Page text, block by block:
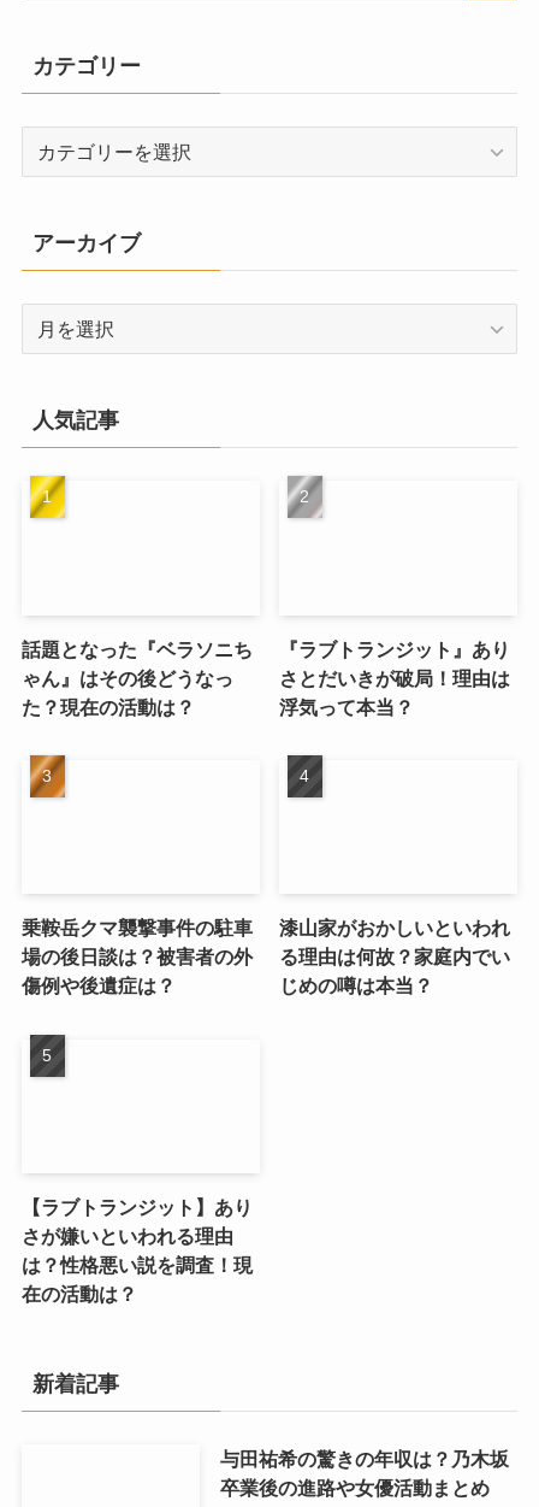
カテゴリー
リ
ー
アーカイブ
ブ
人気記事
話題となった『ベラソニち
ゃん』はその後どうなっ
た？現在の活動は？
『ラブトランジット』あり
さとだいきが破局！理由は
浮気って本当？
乗鞍岳クマ襲撃事件の駐車
場の後日談は？被害者の外
傷例や後遺症は？
漆山家がおかしいといわれ
る理由は何故？家庭内でい
じめの噂は本当？
【ラブトランジット】あり
さが嫌いといわれる理由
は？性格悪い説を調査！現
在の活動は？
新着記事
与田祐希の驚きの年収は？乃木坂
卒業後の進路や女優活動まとめ